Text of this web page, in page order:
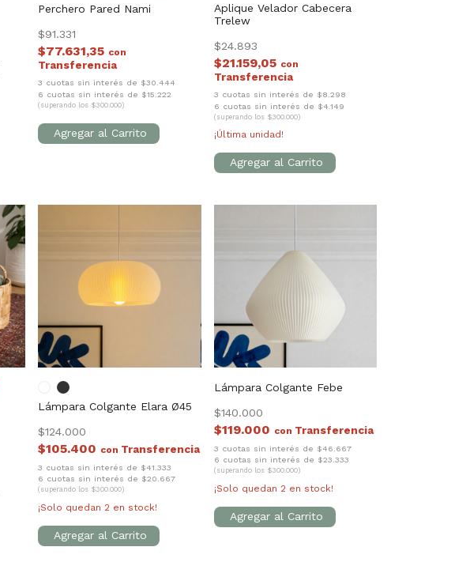
Perchero Pared Nami
$91.331
$77.631,35 con
3 cuotas sin interés de $30.444
6 cuotas sin interés de $15.222
(superando los $300.000)
Aplique Velador Cabecera
Trelew
$24.893
$21.159,05 con
3 cuotas sin interés de $8.298
6 cuotas sin interés de $4.149
(superando los $300.000)
¡Última unidad!
Lámpara Colgante Elara Ø45
$124.000
$105.400 con
3 cuotas sin interés de $41.333
6 cuotas sin interés de $20.667
(superando los $300.000)
¡Solo quedan 2 en stock!
Lámpara Colgante Febe
$140.000
$119.000 con
3 cuotas sin interés de $46.667
6 cuotas sin interés de $23.333
(superando los $300.000)
¡Solo quedan 2 en stock!